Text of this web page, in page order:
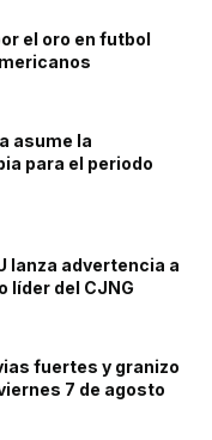
el oro en futbol
asume la
para el periodo
lanza advertencia a
líder del CJNG
fuertes y granizo
7 de agosto